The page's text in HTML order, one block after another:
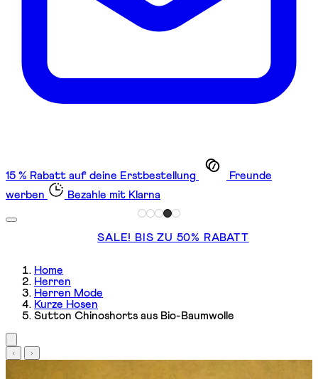
15 % Rabatt auf deine Erstbestellung
Freunde
werben
Bezahle mit Klarna
SALE! BIS ZU 50% RABATT
Home
Herren
Herren Mode
Kurze Hosen
Sutton Chinoshorts aus Bio-Baumwolle